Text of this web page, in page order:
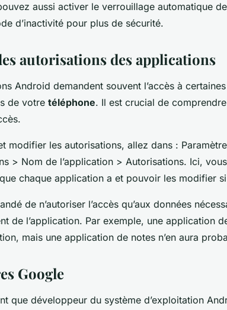
aussi activer le verrouillage automatique
d’inactivité pour plus de sécurité.
autorisations des applications
Android demandent souvent l’accès à
de votre téléphone. Il est crucial de
modifier les autorisations, allez dans :
> Nom de l’application > Autorisations. Ici,
chaque application a et pouvoir les modifier
de n’autoriser l’accès qu’aux données
de l’application. Par exemple, une application
mais une application de notes n’en aura
Google
que développeur du système d’exploitation